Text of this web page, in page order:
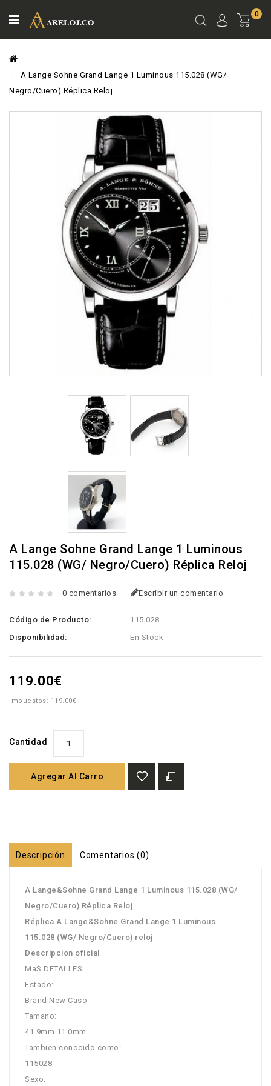
0
A Lange Sohne Grand Lange 1 Luminous 115.028 (WG/
Negro/Cuero) Réplica Reloj
A Lange Sohne Grand Lange 1 Luminous
115.028 (WG/ Negro/Cuero) Réplica Reloj
0 comentarios Escribir un comentario
Código de Producto:
115.028
Disponibilidad:
En Stock
119.00€
Impuestos: 119.00€
Cantidad
Agregar Al Carro
Descripción Comentarios (0)
A Lange&Sohne Grand Lange 1 Luminous 115.028 (WG/
Negro/Cuero) Réplica Reloj
Réplica A Lange&Sohne Grand Lange 1 Luminous
115.028 (WG/ Negro/Cuero) reloj
Descripcion oficial
MaS DETALLES
Estado:
Brand New Caso
Tamano:
41.9mm 11.0mm
Tambien conocido como:
115028
Sexo: